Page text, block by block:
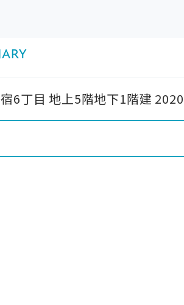
6丁目 地上5階地下1階建